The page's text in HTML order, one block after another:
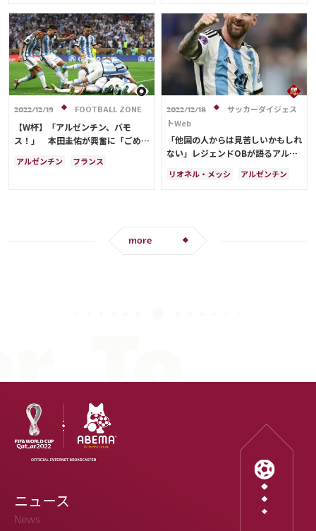
サディオ・マネ
サディオ・マネ
アンヘル・ディ・マリア
2022/12/19 FOOTBALL ZONE
【W杯】「アルゼンチン、バモ
ス！」 本田圭佑が興奮に「ごめー
んなって」
アルゼンチン
フランス
2022/12/18
サッカーダイジェス
トWeb
「他国の人からは見苦しいかもしれ
ない」レジェンドOBが語るアルゼ
感”。泥臭いタレント軍団を牽引す
リオネル・メッシ
アルゼンチン
more
ニュース
News